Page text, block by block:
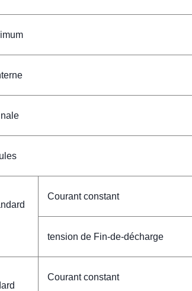
Courant constant
tension de Fin-de-décharge
Courant constant